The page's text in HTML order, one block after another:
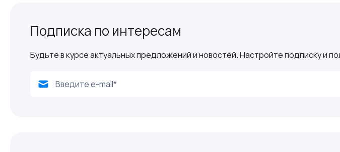
Подписка по интересам
Будьте в курсе актуальных предложений и новостей. Настройте подписку и